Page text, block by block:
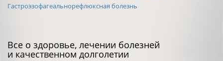
Гастроэзофагеальнорефлюксная болезнь
Все о здоровье, лечении болезней
и качественном долголетии